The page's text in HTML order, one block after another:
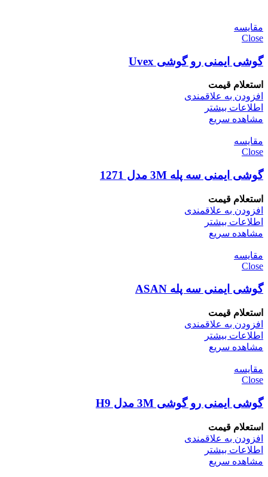
مقایسه
Close
گوشی ایمنی رو گوشی Uvex
استعلام قیمت
افزودن به علاقمندی
اطلاعات بیشتر
مشاهده سریع
مقایسه
Close
گوشی ایمنی سه پله 3M مدل 1271
استعلام قیمت
افزودن به علاقمندی
اطلاعات بیشتر
مشاهده سریع
مقایسه
Close
گوشی ایمنی سه پله ASAN
استعلام قیمت
افزودن به علاقمندی
اطلاعات بیشتر
مشاهده سریع
مقایسه
Close
گوشی ایمنی رو گوشی 3M مدل H9
استعلام قیمت
افزودن به علاقمندی
اطلاعات بیشتر
مشاهده سریع